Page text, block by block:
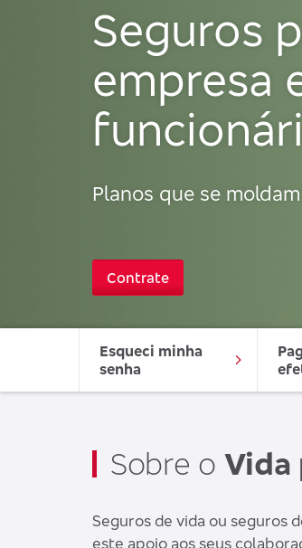
Seguros
empresa
Planos que se
Contrate
Esqueci minha
senha
Sobre o Vida
Seguros de vida ou seguros
este apoio aos seus